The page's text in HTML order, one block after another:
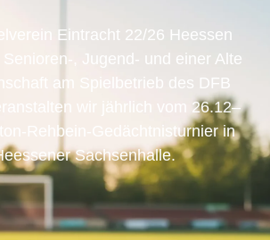
Eintracht 22/26 Heessen
Senioren-, Jugend- und einer Alte
am Spielbetrieb des DFB
wir jährlich vom 26.12–
Rehbein-Gedächtnisturnier in
Sachsenhalle.